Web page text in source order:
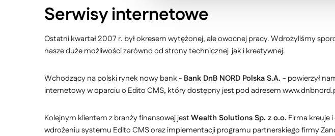
Serwisy internetowe
Ostatni kwartał 2007 r. był okresem wytężonej, ale owocnej pracy. Wdrożyliśmy
nasze duże możliwości zarówno od strony technicznej jak i kreatywnej.
Wchodzący na polski rynek nowy bank - Bank DnB NORD Polska S.A. - powierzył
internetowy w oparciu o Edito CMS, który dostępny jest pod adresem
Kolejnym klientem z branży finansowej jestWealth Solutions Sp. z o.o. Firma kreuje
wdrożeniu systemu Edito CMS oraz implementacji programu partnerskiego firmy